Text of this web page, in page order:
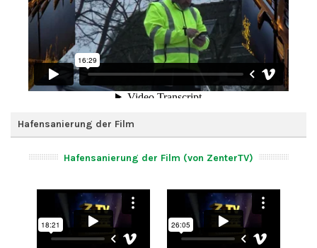
Hafensanierung der Film
Hafensanierung der Film (von ZenterTV)